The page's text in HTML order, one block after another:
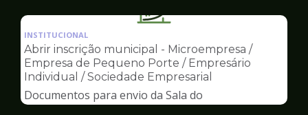
Empreendedor
Ilustração
pagina
de
Sala
do
Empreendedor
INSTITUCIONAL
Abrir inscrição municipal - Microempresa /
Empresa de Pequeno Porte / Empresário
Individual / Sociedade Empresarial
Documentos para envio da Sala do